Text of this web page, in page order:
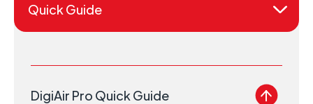
Quick Guide
DigiAir Pro Quick Guide